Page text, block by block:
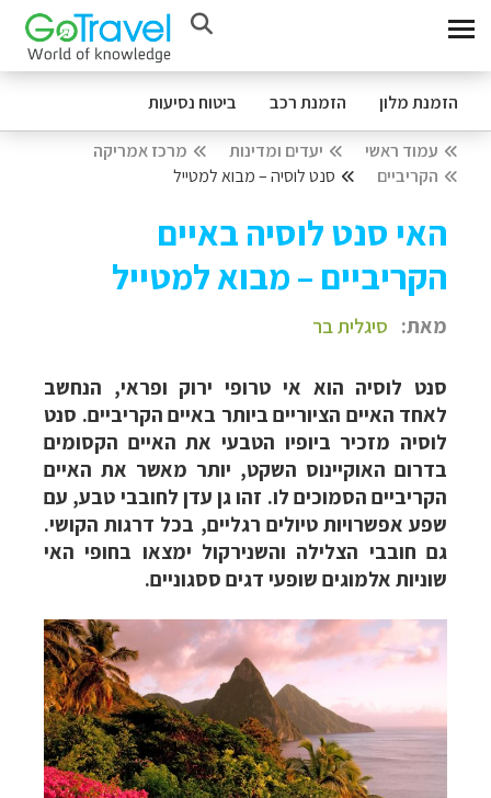
הזמנת מלון הזמנת רכב ביטוח נסיעות
עמוד ראשי יעדים ומדינות
מרכז אמריקה
הקריביים
סנט לוסיה – מבוא למטייל
האי סנט לוסיה באיים
הקריביים – מבוא למטייל
מאת: סיגלית בר
סנט לוסיה הוא אי טרופי ירוק ופראי, הנחשב
לאחד האיים הציוריים ביותר באיים הקריביים. סנט
לוסיה מזכיר ביופיו הטבעי את האיים הקסומים
בדרום האוקיינוס השקט, יותר מאשר את האיים
הקריביים הסמוכים לו. זהו גן עדן לחובבי טבע, עם
שפע אפשרויות טיולים רגליים, בכל דרגות הקושי.
גם חובבי הצלילה והשנירקול ימצאו בחופי האי
שוניות אלמוגים שופעי דגים ססגוניים.